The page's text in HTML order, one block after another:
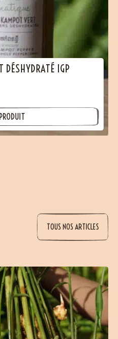
DÉSHYDRATÉ IGP
TOUS NOS ARTICLES